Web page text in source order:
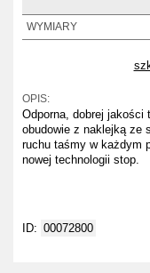
WYMIARY
OPIS:
Odporna, dobrej jakości
obudowie z naklejką ze
ruchu taśmy w każdym
nowej technologii stop.
ID: 00072800